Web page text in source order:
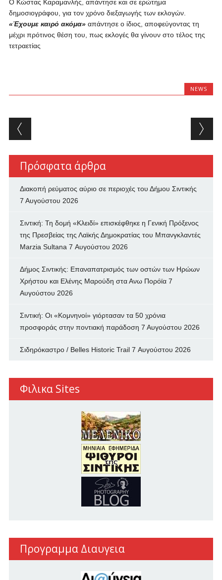
Ο Κώστας Καραμανλής, απάντησε και σε ερώτημα
δημοσιογράφου, για τον χρόνο διεξαγωγής των εκλογών.
«Έχουμε καιρό ακόμα»απάντησε ο ίδιος, αποφεύγοντας τη
μέχρι πρότινος θέση του, πως εκλογές θα γίνουν στο τέλος της
τετραετίας
NEWS
Post navigation
Πρόσφατα άρθρα
Διακοπή ρεύματος αύριο σε περιοχές του Δήμου Σιντικής
7 Αυγούστου 2026
Σιντική: Τη δομή «Κλειδί» επισκέφθηκε η Γενική Πρόξενος
της Πρεσβείας της Λαϊκής Δημοκρατίας του Μπανγκλαντές
Marzia Sultana 7 Αυγούστου 2026
Δήμος Σιντικής: Επαναπατρισμός των oστών των Ηρώων
Χρήστου και Ελένης Μαρούδη στα Ανω Πορόϊα 7
Αυγούστου 2026
Σιντική: Οι «Κομνηνοί» γιόρτασαν τα 50 χρόνια
προσφοράς στην ποντιακή παράδοση 7 Αυγούστου 2026
Σιδηρόκαστρο / Belles Historic Trail 7 Αυγούστου 2026
Φιλικα Sites
Προγραμμα Διαυγεια